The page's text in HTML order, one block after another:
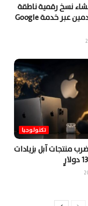
نسخ رقمية ناطقة
من المستخدمين عبر خدمة Google
تكنولوجيا
منتجات آبل بزيادات